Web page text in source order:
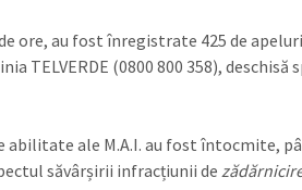
ore, au fost înregistrate 425 de
TELVERDE (0800 800 358),
ale M.A.I. au fost întocmite,
săvârșirii infracțiunii de